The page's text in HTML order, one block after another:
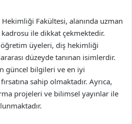
Fakültesi, alanında uzman
ile dikkat çekmektedir.
üyeleri, diş hekimliği
düzeyde tanınan isimlerdir.
güncel bilgileri ve en iyi
sahip olmaktadır. Ayrıca,
projeleri ve bilimsel yayınlar ile